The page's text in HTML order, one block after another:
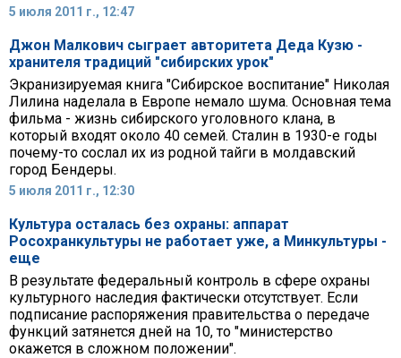
5 июля 2011 г., 12:47
Джон Малкович сыграет авторитета Деда Кузю -
хранителя традиций "сибирских урок"
Экранизируемая книга "Сибирское воспитание" Николая
Лилина наделала в Европе немало шума. Основная тема
фильма - жизнь сибирского уголовного клана, в
который входят около 40 семей. Сталин в 1930-е годы
почему-то сослал их из родной тайги в молдавский
город Бендеры.
5 июля 2011 г., 12:30
Культура осталась без охраны: аппарат
Росохранкультуры не работает уже, а Минкультуры -
еще
В результате федеральный контроль в сфере охраны
культурного наследия фактически отсутствует. Если
подписание распоряжения правительства о передаче
функций затянется дней на 10, то "министерство
окажется в сложном положении".